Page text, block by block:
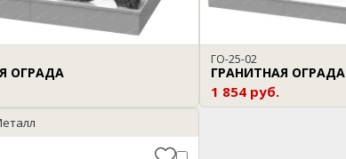
ОГРАДА
ГО-25-02
ГРАНИТНАЯ ОГРАДА
1 854 руб.